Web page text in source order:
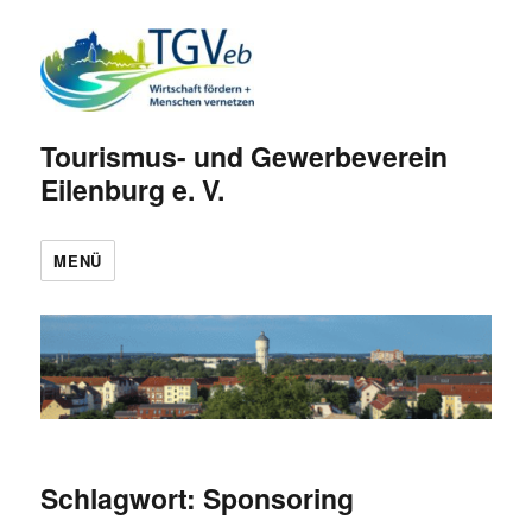
Tourismus- und Gewerbeverein
Eilenburg e. V.
MENÜ
Schlagwort:Sponsoring